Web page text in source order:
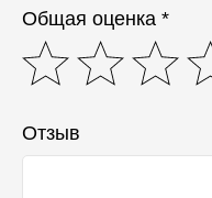
Общая оценка *
Отзыв